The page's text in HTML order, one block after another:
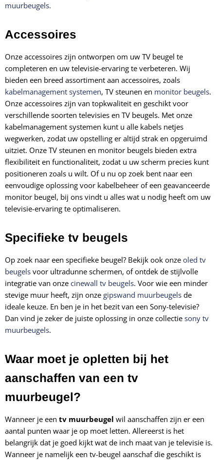
muurbeugels.
Accessoires
Onze accessoires zijn ontworpen om uw TV beugel te
completeren en uw televisie-ervaring te verbeteren. Wij
bieden een breed assortiment aan accessoires, zoals
kabelmanagement systemen, TV steunen en monitor beugels.
Onze accessoires zijn van topkwaliteit en geschikt voor
verschillende soorten televisies en TV beugels. Met onze
kabelmanagement systemen kunt u alle kabels netjes
wegwerken, zodat uw opstelling er altijd strak en opgeruimd
uitziet. Onze TV steunen en monitor beugels bieden extra
flexibiliteit en functionaliteit, zodat u uw scherm precies kunt
positioneren zoals u wilt. Of u nu op zoek bent naar een
eenvoudige oplossing voor kabelbeheer of een geavanceerde
monitor beugel, bij ons vindt u alles wat u nodig heeft om uw
televisie-ervaring te optimaliseren.
Specifieke tv beugels
Op zoek naar een specifieke beugel? Bekijk ook onze oled tv
beugels voor ultradunne schermen, of ontdek de stijlvolle
integratie van onze cinewall tv beugels. Voor wie een minder
stevige muur heeft, zijn onze gipswand muurbeugels de
ideale keuze. En ben je in het bezit van een Sony-televisie?
Dan vind je zeker de juiste oplossing in onze collectie sony tv
muurbeugels.
Waar moet je opletten bij het
aanschaffen van een tv
muurbeugel?
Wanneer je een tv muurbeugel wil aanschaffen zijn er een
aantal punten waar je op moet letten. Allereerst is het
belangrijk dat je goed kijkt wat de inch maat van je televisie is.
Wanneer je namelijk een tv-beugel aanschaf die geschikt is